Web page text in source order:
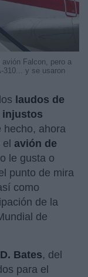
Falcon, pero a
310... y se usaron
laudos de
injustos
hecho, ahora
el avión de
le gusta o
punto de mira
como
de la
de
Bates, del
para el